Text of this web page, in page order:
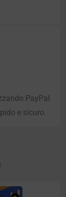
PayPal
e sicuro.